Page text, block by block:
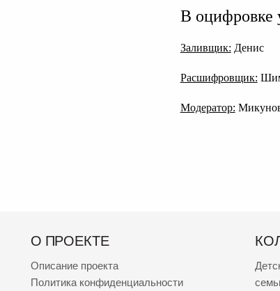
В оцифровке
Заливщик: Денис
Расшифровщик:
Модератор:
О ПРОЕКТЕ
Описание проекта
Политика конфиденциальности